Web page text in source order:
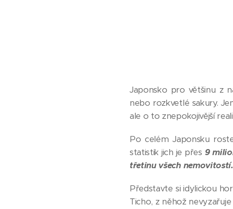
Japonsko pro většinu z
nebo rozkvetlé sakury.
ale o to znepokojivější
Po celém Japonsku
statistik jich je přes 9
třetinu všech nemovitostí.
Představte si idylickou
Ticho, z něhož